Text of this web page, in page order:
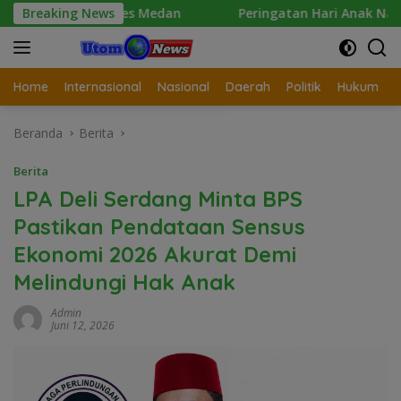
Langsung
ke
konten
Breaking News
Medan Peringatan Hari Anak Nasional 2026 di
Home Internasional Nasional Daerah Politik Hukum
Beranda Berita
Berita
LPA Deli Serdang Minta BPS
Pastikan Pendataan Sensus
Ekonomi 2026 Akurat Demi
Melindungi Hak Anak
Admin
Juni 12, 2026